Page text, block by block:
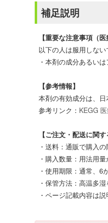
補足説明
【重要な注意事項（医
以下の人は服用しない
・本剤の成分あるい
【参考情報】
本剤の有効成分は、
参考リンク： KEGG
【ご注文・配送に関す
・送料：通販で購入
・購入数量：用法用
・使用期限：通常、6
・保管方法：高温多
・ページ記載内容は